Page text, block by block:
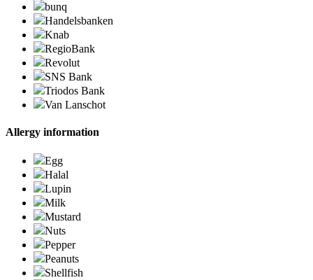
bunq
Handelsbanken
Knab
RegioBank
Revolut
SNS Bank
Triodos Bank
Van Lanschot
Allergy information
Egg
Halal
Lupin
Milk
Mustard
Nuts
Pepper
Peanuts
Shellfish